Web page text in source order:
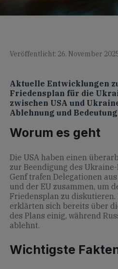
Veröffentlicht: 26. November
Aktuelle Entwicklungen
Friedensplan für die
zwischen USA und
Ablehnung und
Worum es geht
Die USA haben einen
zur Beendigung des
Genf trafen Delegationen
und der EU zusammen, um
Friedensplan zu diskutieren.
erklärten sich bereits über
des Plans einig, während
ablehnt.
Wichtigste